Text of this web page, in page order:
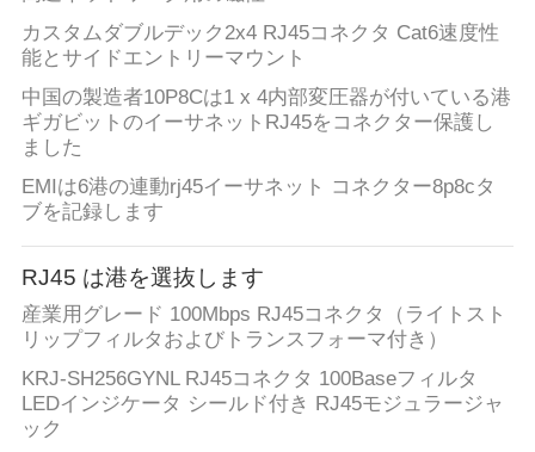
工
場
旅
行
品
質
管
理
カスタムダブルデック2x4 RJ45コネクタ Cat6速度性
能とサイドエントリーマウント
中国の製造者10P8Cは1 x 4内部変圧器が付いている港
ギガビットのイーサネットRJ45をコネクター保護し
ました
EMIは6港の連動rj45イーサネット コネクター8p8cタ
ブを記録します
RJ45 は港を選抜します
産業用グレード 100Mbps RJ45コネクタ（ライトスト
リップフィルタおよびトランスフォーマ付き）
KRJ-SH256GYNL RJ45コネクタ 100Baseフィルタ
LEDインジケータ シールド付き RJ45モジュラージャ
ック